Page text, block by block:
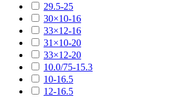
29.5-25
30×10-16
33×12-16
31×10-20
33×12-20
10.0/75-15.3
10-16.5
12-16.5